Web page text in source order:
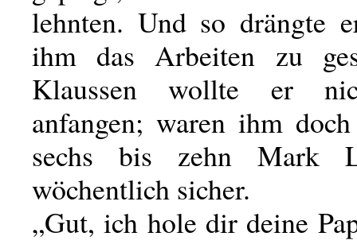
lehnten. Und so drängte
ihm das Arbeiten zu
Klaussen wollte er
anfangen; waren ihm
sechs bis zehn Mark
wöchentlich sicher.
„Gut, ich hole dir deine